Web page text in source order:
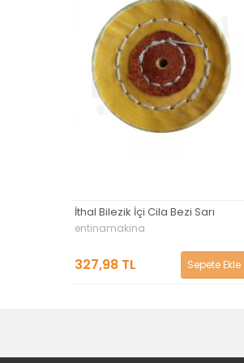
İthal Bilezik İçi Cila Bezi Beyaz
entinamakina
262,39 TL Sepete Ekle